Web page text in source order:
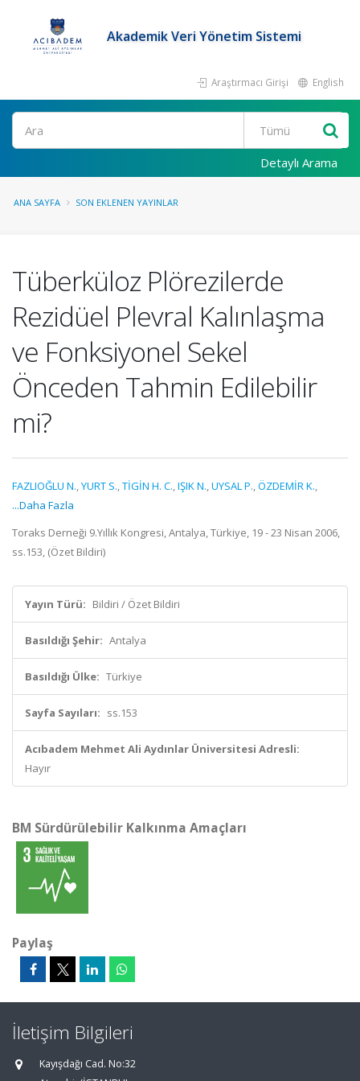
Akademik Veri Yönetim Sistemi
Araştırmacı Girişi English
Ara
Detaylı Arama
ANA SAYFA SON EKLENEN YAYINLAR
Tüberküloz Plörezilerde
Rezidüel Plevral Kalınlaşma
ve Fonksiyonel Sekel
Önceden Tahmin Edilebilir
mi?
FAZLIOĞLU N.,YURT S.,TİGİN H. C.,IŞIK N.,UYSAL P.,ÖZDEMİR K.,
...Daha Fazla
Toraks Derneği 9.Yıllık Kongresi, Antalya, Türkiye, 19 - 23 Nisan 2006,
ss.153, (Özet Bildiri)
Yayın Türü: Bildiri / Özet Bildiri
Basıldığı Şehir: Antalya
Basıldığı Ülke: Türkiye
Sayfa Sayıları: ss.153
Acıbadem Mehmet Ali Aydınlar Üniversitesi Adresli:
Hayır
BM Sürdürülebilir Kalkınma Amaçları
Paylaş
İletişim Bilgileri
Kayışdağı Cad. No:32